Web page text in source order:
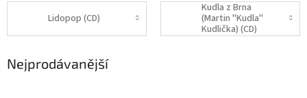
Lidopop (CD)
Kudla z Brna
(Martin "Kudla"
Kudlička) (CD)
Nejprodávanější